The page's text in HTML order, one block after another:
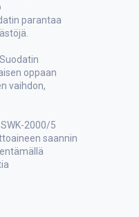
parantaa
oppaan
vaihdon,
2000/5
saannin